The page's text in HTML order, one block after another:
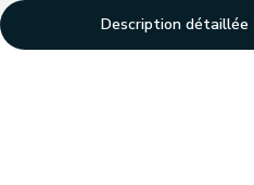
Description détaillée